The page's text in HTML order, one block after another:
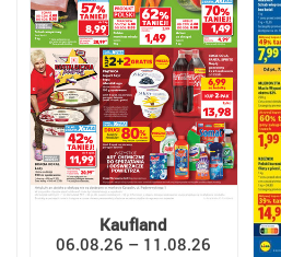
Kaufland
06.08.26 – 11.08.26